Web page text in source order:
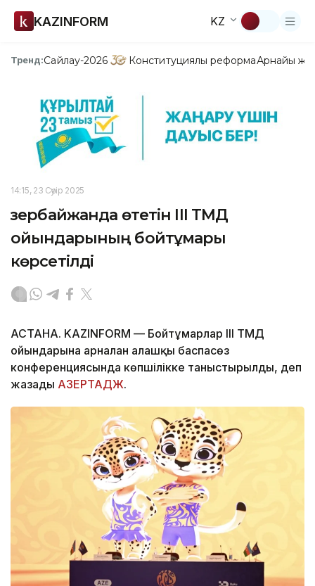
KAZINFORM KZ
Тренд:Сайлау-2026 Конституциялық реформаАрнайы
14:15, 23 Сәуір 2025
Әзербайжанда өтетін III ТМД
ойындарының бойтұмары
көрсетілді
АСТАНА. KAZINFORM — Бойтұмарлар III ТМД
ойындарына арналған алғашқы баспасөз
конференциясында көпшілікке таныстырылды, деп
жазады АЗЕРТАДЖ.